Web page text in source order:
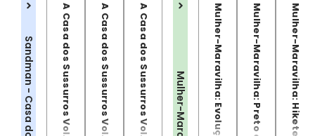
A Casa dos Sussurros Vol.01 A Casa dos Sussurros Vol.02 A Casa dos Sussurros Vol.03 Mulher-Maravilha Mulher-Maravilha: Evolução Mulher-Maravilha: Preto e Dourado Mulher-Maravilha: Hiketeia